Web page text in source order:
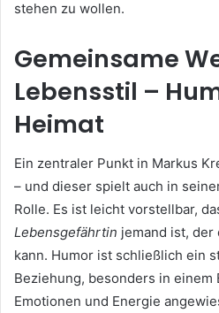
stehen zu wollen.
Gemeinsame
Lebensstil –
Heimat
Ein zentraler Punkt in Markus
– und dieser spielt auch in
Rolle. Es ist leicht vorstellbar,
Lebensgefährtin jemand ist,
kann. Humor ist schließlich ein
Beziehung, besonders in einem
Emotionen und Energie